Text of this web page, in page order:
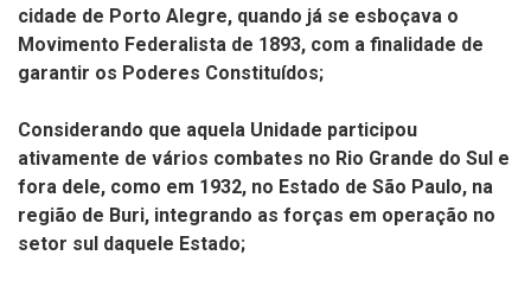
cidade de Porto Alegre, quando já se esboçava o
Movimento Federalista de 1893, com a finalidade de
garantir os Poderes Constituídos;
Considerando que aquela Unidade participou
ativamente de vários combates no Rio Grande do Sul e
fora dele, como em 1932, no Estado de São Paulo, na
região de Buri, integrando as forças em operação no
setor sul daquele Estado;